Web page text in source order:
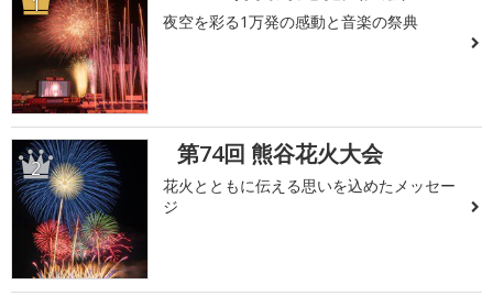
夜空を彩る1万発の感動と音楽の祭典
2 第74回 熊谷花火大会
花火とともに伝える思いを込めたメッセー
ジ